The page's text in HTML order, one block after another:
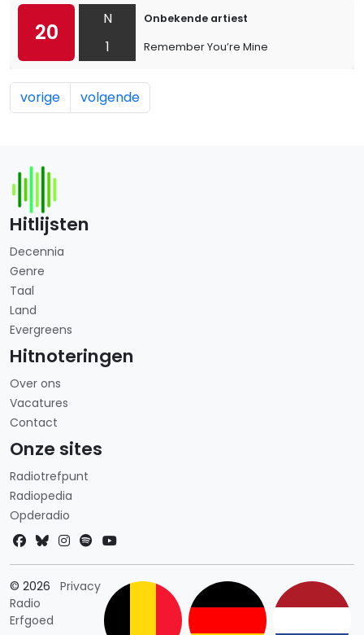
20
N
1
Onbekende artiest
Remember You’re Mine
vorige volgende
Hitlijsten
Decennia
Genre
Taal
Land
Evergreens
Hitnoteringen
Over ons
Vacatures
Contact
Onze sites
Radiotrefpunt
Radiopedia
Opderadio
© 2026
Radio
Erfgoed
PrivacyLandkeuze